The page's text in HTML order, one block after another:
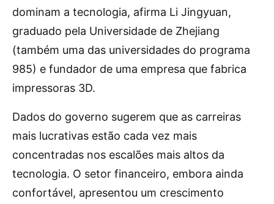
dominam a tecnologia, afirma Li Jingyuan,
graduado pela Universidade de Zhejiang
(também uma das universidades do programa
985) e fundador de uma empresa que fabrica
impressoras 3D.
Dados do governo sugerem que as carreiras
mais lucrativas estão cada vez mais
concentradas nos escalões mais altos da
tecnologia. O setor financeiro, embora ainda
confortável, apresentou um crescimento